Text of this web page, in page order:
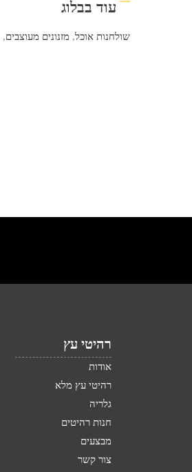
עוד בבלוג
שולחנות אוכל, מזנונים מעוצבים,
רהיטי עץ
אודות
רהיטי עץ מלא
גלריה
חנות רהיטים
מבצעים
צור קשר